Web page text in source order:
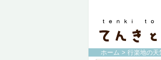
ホーム > 行楽地の天